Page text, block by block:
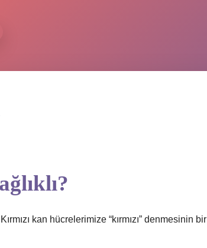
kan hücrelerimize “kırmızı” denmesinin bir